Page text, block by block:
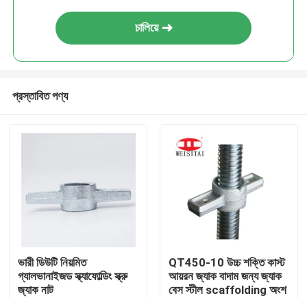
চালিয়ে
প্রস্তাবিত পণ্য
ভারী ডিউটি ​​নিয়মিত
গ্যালভানাইজড স্ক্যাফোল্ডিং স্ক্রু
জ্যাক নাট
QT450-10 উচ্চ শক্তি কাস্ট
আয়রন জ্যাক বাদাম জন্য জ্যাক
বেস স্টীল scaffolding অংশ